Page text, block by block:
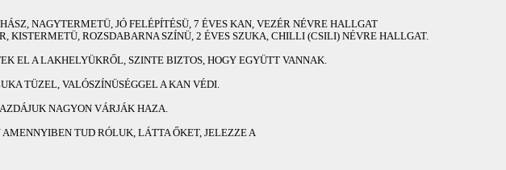
NAGYTERMETÜ, JÓ FELÉPÍTÉSÜ, 7 ÉVES KAN, VEZÉR NÉVRE HALLGAT
KISTERMETÜ, ROZSDABARNA SZÍNÜ, 2 ÉVES SZUKA, CHILLI (CSILI) NÉVRE HALLGAT.
EL A LAKHELYÜKRŐL, SZINTE BIZTOS, HOGY EGYÜTT VANNAK.
TÜZEL, VALÓSZÍNÜSÉGGEL A KAN VÉDI.
NAGYON VÁRJÁK HAZA.
AMENNYIBEN TUD RÓLUK, LÁTTA ŐKET, JELEZZE A